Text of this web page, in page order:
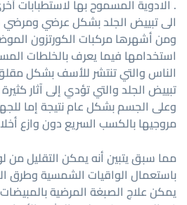
. الادوية المسموح بها لاستطبابات
الى تبييض الجلد بشكل عرضي
ومن أشهرها مركبات الكورتزون
استخدامها فيما يعرف بالخلطات
الناس والتي تنتشر للأسف بشكل مقلق
تبييض الجلد والتي تؤدي إلى آثار
وعلى الجسم بشكل عام نتيجة إما
مروجيها بالكسب السريع دون وازع
مما سبق يتبين أنه يمكن التقليل من
باستعمال الواقيات الشمسية وطرق
يمكن علاج الصبغة المرضية